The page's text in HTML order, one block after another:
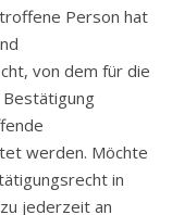
Person hat
von dem für die
werden. Möchte
in
jederzeit an